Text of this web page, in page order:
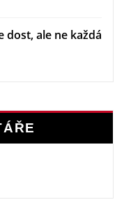
dost, ale ne každá